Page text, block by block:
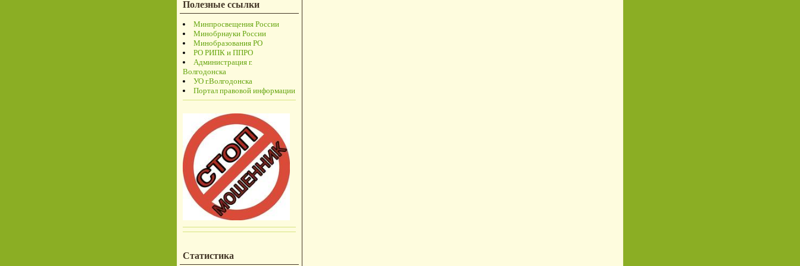
Полезные ссылки
Минпросвещения России
Минобрнауки России
Минобразования РО
РО РИПК и ППРО
Администрация г.
Волгодонска
УО г.Волгодонска
Портал правовой информации
Статистика